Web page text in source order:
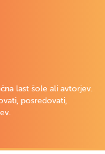
last šole ali avtorjev.
posredovati,